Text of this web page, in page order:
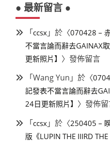
● 最新留言 ●
「ccsx 」於〈070428 –
不當言論而辭去GAINAX
更新照片】 〉發佈留言
「Wang Yun 」於〈
記發表不當言論而辭去
24日更新照片】 〉發佈
「ccsx 」於〈250405 –
版《LUPIN THE IIIRD